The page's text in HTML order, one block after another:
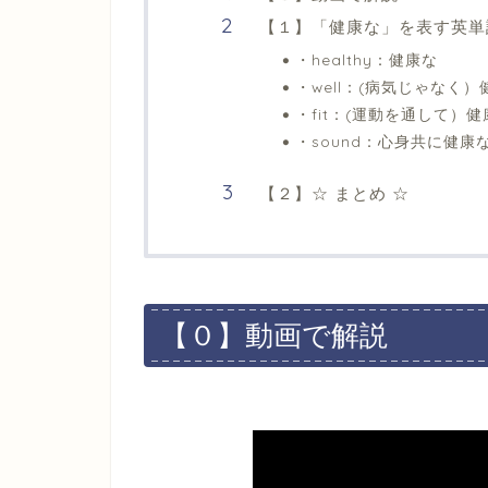
【１】「健康な」を表す英
・healthy：健康な
・well：(病気じゃなく）
・fit：(運動を通して）健
・sound：心身共に健康
【２】☆ まとめ ☆
【０】動画で解説